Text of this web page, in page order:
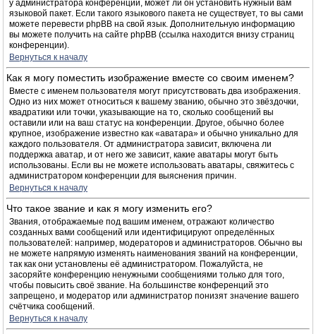
у администратора конференции, может ли он установить нужный вам
языковой пакет. Если такого языкового пакета не существует, то вы сами
можете перевести phpBB на свой язык. Дополнительную информацию
вы можете получить на сайте phpBB (ссылка находится внизу страниц
конференции).
Вернуться к началу
Как я могу поместить изображение вместе со своим именем?
Вместе с именем пользователя могут присутствовать два изображения.
Одно из них может относиться к вашему званию, обычно это звёздочки,
квадратики или точки, указывающие на то, сколько сообщений вы
оставили или на ваш статус на конференции. Другое, обычно более
крупное, изображение известно как «аватара» и обычно уникально для
каждого пользователя. От администратора зависит, включена ли
поддержка аватар, и от него же зависит, какие аватары могут быть
использованы. Если вы не можете использовать аватары, свяжитесь с
администратором конференции для выяснения причин.
Вернуться к началу
Что такое звание и как я могу изменить его?
Звания, отображаемые под вашим именем, отражают количество
созданных вами сообщений или идентифицируют определённых
пользователей: например, модераторов и администраторов. Обычно вы
не можете напрямую изменять наименования званий на конференции,
так как они установлены её администратором. Пожалуйста, не
засоряйте конференцию ненужными сообщениями только для того,
чтобы повысить своё звание. На большинстве конференций это
запрещено, и модератор или администратор понизят значение вашего
счётчика сообщений.
Вернуться к началу